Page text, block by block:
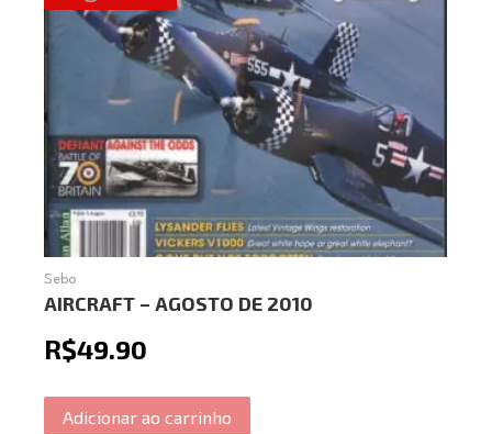
Sebo
AIRCRAFT – AGOSTO DE 2010
R$49.90
Adicionar ao carrinho